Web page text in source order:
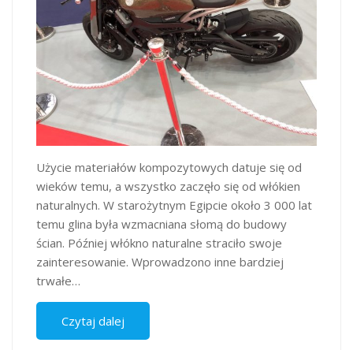
Użycie materiałów kompozytowych datuje się od
wieków temu, a wszystko zaczęło się od włókien
naturalnych. W starożytnym Egipcie około 3 000 lat
temu glina była wzmacniana słomą do budowy
ścian. Później włókno naturalne straciło swoje
zainteresowanie. Wprowadzono inne bardziej
trwałe…
Czytaj dalej